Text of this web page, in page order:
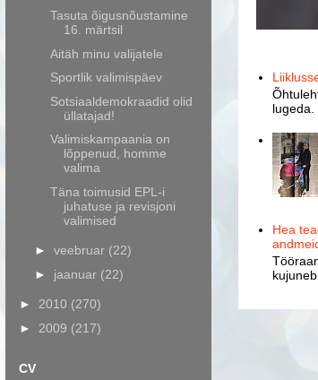
lugeda.
Hea
Tasuta õigusnõustamine
16. märtsil
Aitäh minu valijatele
Sportlik valimispäev
Sotsiaaldemokraadid olid
üllatajad!
Valimiskampaania on
lõppenud, homme
valima
Täna toimusid EPL-i
juhatuse ja revisjoni
valimised
► veebruar (22)
► jaanuar (22)
► 2010 (270)
► 2009 (217)
CV